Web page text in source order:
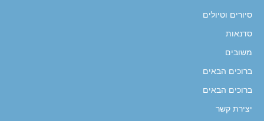
סיורים וטיולים
סדנאות
משובים
ברוכים הבאים
ברוכים הבאים
יצירת קשר